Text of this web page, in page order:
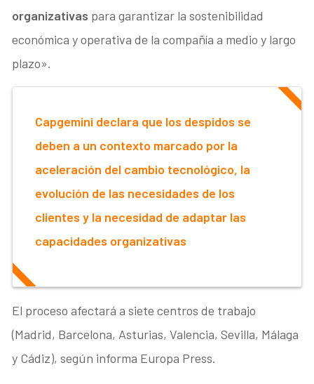
organizativas para garantizar la sostenibilidad
económica y operativa de la compañía a medio y largo
plazo».
Capgemini declara que los despidos se
deben a un contexto marcado por la
aceleración del cambio tecnológico, la
evolución de las necesidades de los
clientes y la necesidad de adaptar las
capacidades organizativas
El proceso afectará a siete centros de trabajo
(Madrid, Barcelona, Asturias, Valencia, Sevilla, Málaga
y Cádiz), según informa Europa Press.